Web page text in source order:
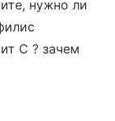
нужно ли
С ? зачем